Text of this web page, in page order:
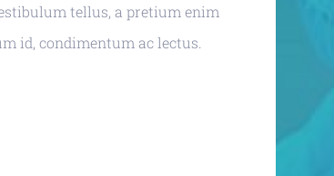
tellus, a pretium enim
id, condimentum ac lectus.